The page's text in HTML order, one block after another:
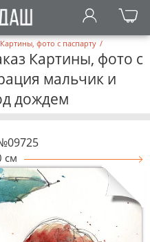
Картины, фото с паспарту /
Картины, фото с
мальчик и
дождем
см